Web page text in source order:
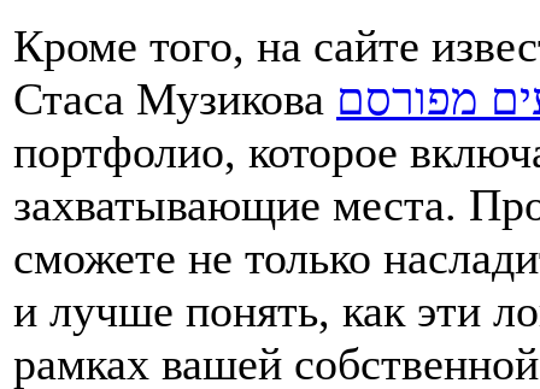
Кроме того, на сайте
Стаса Музикова מפורסם
портфолио, которое
захватывающие места.
сможете не только
и лучше понять, как эти
рамках вашей